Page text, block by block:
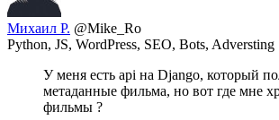
Михаил Р. @Mike_Ro
Python, JS, WordPress, SEO, Bots, Adversting
У меня есть api на Django, который
метаданные фильма, но вот где мне
фильмы ?